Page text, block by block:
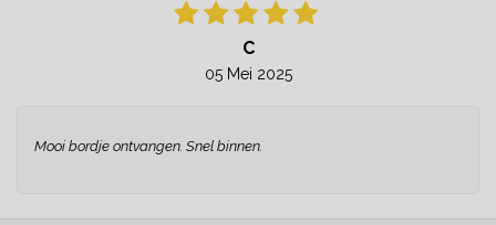
C
05 Mei 2025
Mooi bordje ontvangen. Snel binnen.